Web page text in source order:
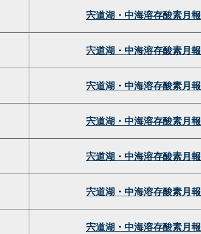
宍道湖・中海溶存酸素月報
宍道湖・中海溶存酸素月報
宍道湖・中海溶存酸素月報
宍道湖・中海溶存酸素月報
宍道湖・中海溶存酸素月報
宍道湖・中海溶存酸素月報
宍道湖・中海溶存酸素月報